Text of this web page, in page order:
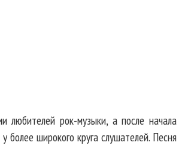
любителей рок-музыки, а после начала
более широкого круга слушателей. Песня